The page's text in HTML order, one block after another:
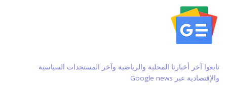
تابعوا آخر أخبارنا المحلية والرياضية وآخر المستجدات السياسية
والإقتصادية عبر Google news